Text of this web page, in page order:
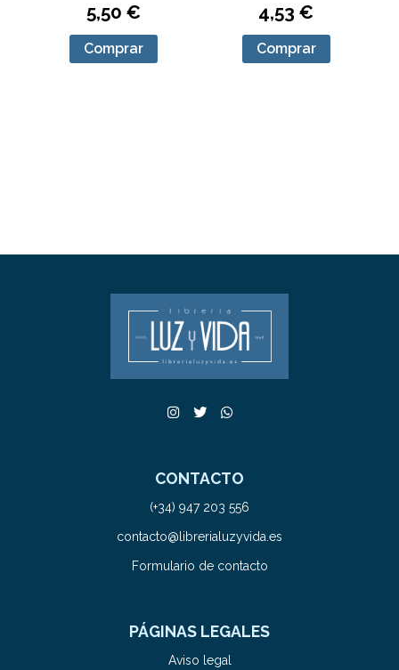
5,50 €
Comprar
4,53 €
Comprar
CONTACTO
(+34) 947 203 556
contacto@librerialuzyvida.es
Formulario de contacto
PÁGINAS LEGALES
Aviso legal